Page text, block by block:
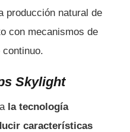
producción natural de
con mecanismos de
Skylight
la tecnología
características